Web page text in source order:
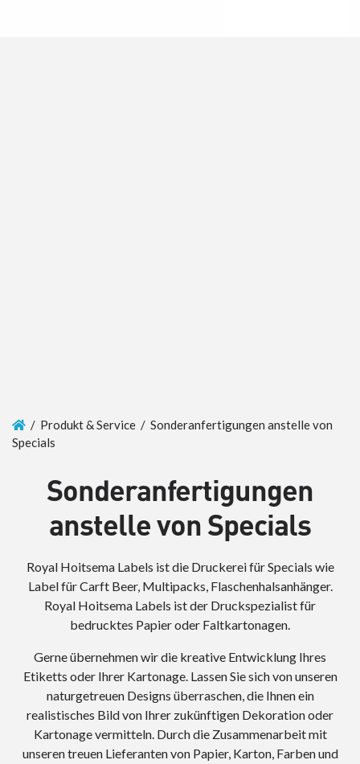
/ Produkt & Service / Sonderanfertigungen anstelle von
Specials
Sonderanfertigungen
anstelle von Specials
Royal Hoitsema Labels ist die Druckerei für Specials wie
Label für Carft Beer, Multipacks, Flaschenhalsanhänger.
Royal Hoitsema Labels ist der Druckspezialist für
bedrucktes Papier oder Faltkartonagen.
Gerne übernehmen wir die kreative Entwicklung Ihres
Etiketts oder Ihrer Kartonage. Lassen Sie sich von unseren
naturgetreuen Designs überraschen, die Ihnen ein
realistisches Bild von Ihrer zukünftigen Dekoration oder
Kartonage vermitteln. Durch die Zusammenarbeit mit
unseren treuen Lieferanten von Papier, Karton, Farben und